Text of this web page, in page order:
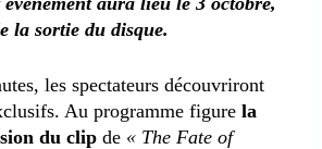
la sortie du disque.
les spectateurs découvriront
Au programme figure la
du clip de « The Fate of